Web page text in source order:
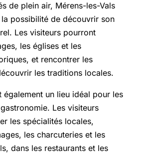
de plein air, Mérens-les-Vals
possibilité de découvrir son
Les visiteurs pourront
les églises et les
et rencontrer les
les traditions locales.
également un lieu idéal pour les
Les visiteurs
les spécialités locales,
les charcuteries et les
dans les restaurants et les